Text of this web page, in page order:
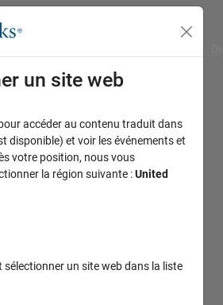
un site web
accéder au contenu traduit dans
disponible) et voir les événements et
votre position, nous vous
la région suivante :United
sélectionner un site web dans la liste